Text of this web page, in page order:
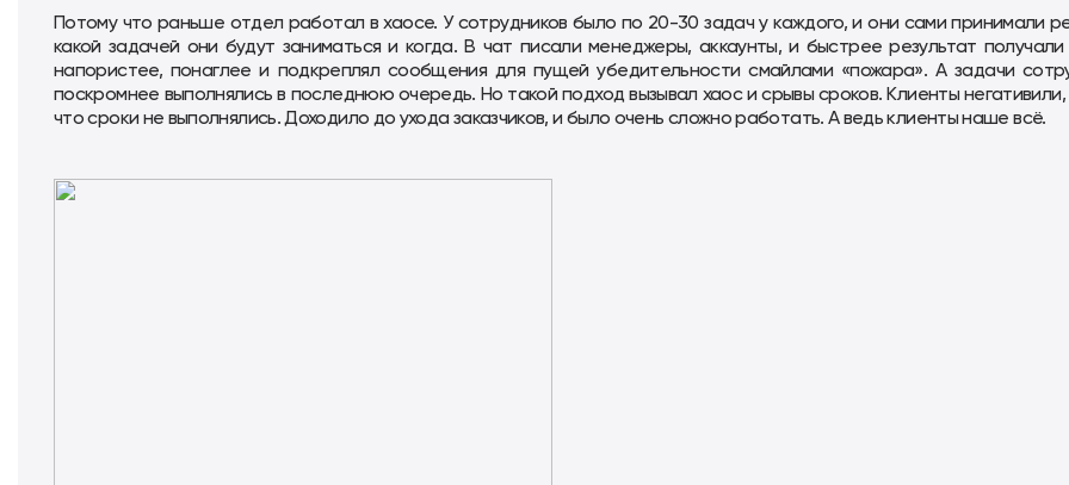
Потому что раньше отдел работал в хаосе. У сотрудников было по 20-30 задач у каждого, и они сами принимали
какой задачей они будут заниматься и когда. В чат писали менеджеры, аккаунты, и быстрее результат получали
напористее, понаглее и подкреплял сообщения для пущей убедительности смайлами «пожара». А задачи
поскромнее выполнялись в последнюю очередь. Но такой подход вызывал хаос и срывы сроков. Клиенты
что сроки не выполнялись. Доходило до ухода заказчиков, и было очень сложно работать. А ведь клиенты наше всё.